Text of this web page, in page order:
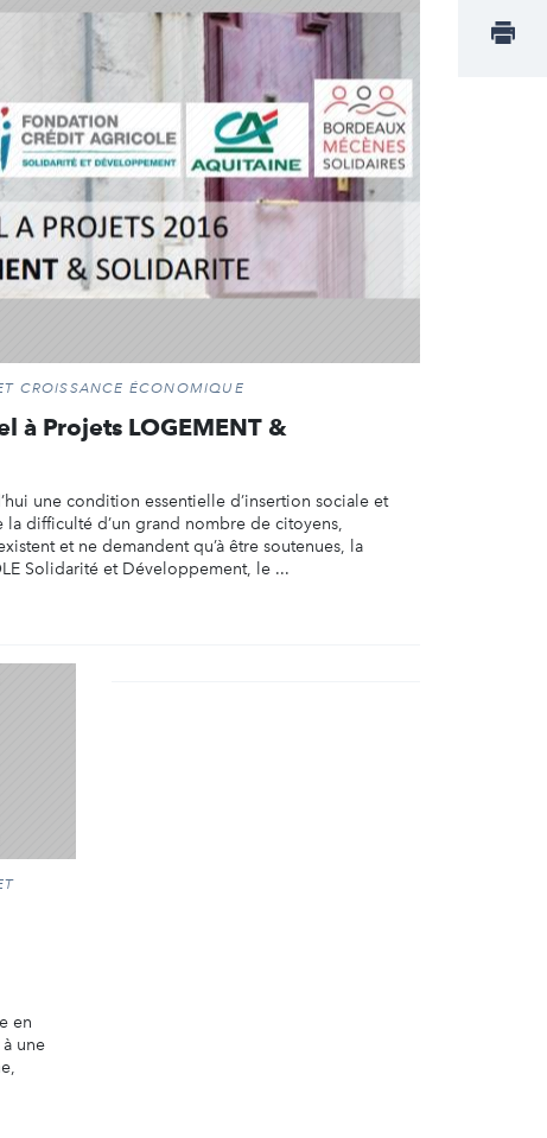
CROISSANCE ÉCONOMIQUE
à Projets LOGEMENT &
une condition essentielle d’insertion sociale et
difficulté d’un grand nombre de citoyens,
et ne demandent qu’à être soutenues, la
Solidarité et Développement, le ...
en
une